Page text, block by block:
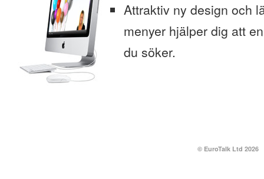
Attraktiv ny design och
menyer hjälper dig att
du söker.
© EuroTalk Ltd 2026